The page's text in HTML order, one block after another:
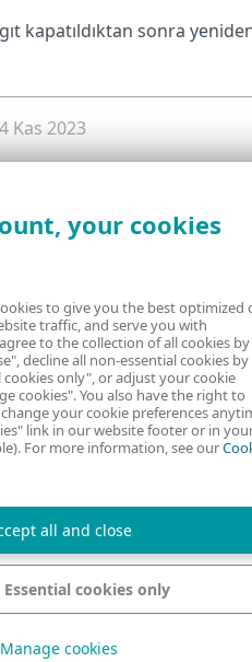
kapatıldıktan sonra
Kas 2023
ESET
forumu
your cookies
to give you the best optimized
traffic, and serve you with
to the collection of all cookies by
decline all non-essential cookies by
cookies only", or adjust your cookie
cookies". You also have the right to
your cookie preferences
link in our website footer or in
For more information, see our
all and close
Essential cookies only
Manage cookies